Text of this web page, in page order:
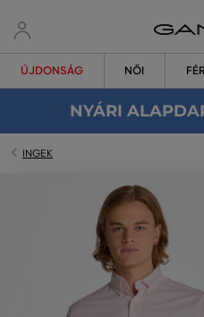
ÚJDONSÁG NŐI
NYÁRI
INGEK